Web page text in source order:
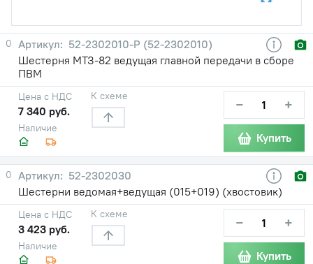
0
52-2302010-Р (52-2302010)
Шестерня МТЗ-82 ведущая главной передачи в сборе
ПВМ
Наличие
Цена с НДС
7 340 руб.
К схеме − +
Купить
0
52-2302030
Шестерни ведомая+ведущая (015+019) (хвостовик)
Наличие
Цена с НДС
3 423 руб.
К схеме − +
Купить